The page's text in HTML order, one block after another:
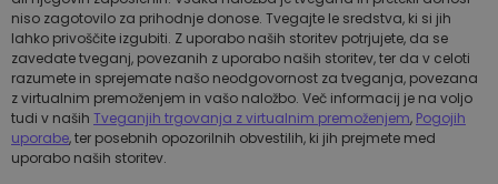
niso zagotovilo za prihodnje donose. Tvegajte le sredstva, ki si jih
lahko privoščite izgubiti. Z uporabo naših storitev potrjujete, da se
zavedate tveganj, povezanih z uporabo naših storitev, ter da v celoti
razumete in sprejemate našo neodgovornost za tveganja, povezana
z virtualnim premoženjem in vašo naložbo. Več informacij je na voljo
tudi v naših Tveganjih trgovanja z virtualnim premoženjem, Pogojih
uporabe, ter posebnih opozorilnih obvestilih, ki jih prejmete med
uporabo naših storitev.